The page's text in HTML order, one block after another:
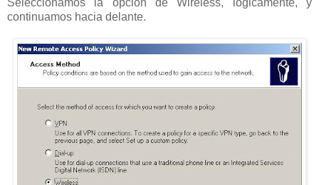
continuamos hacia delante.